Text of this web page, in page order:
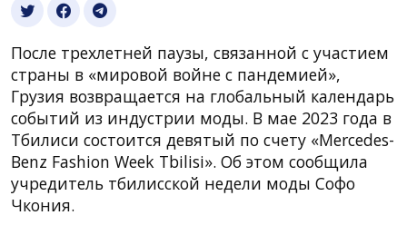
После трехлетней паузы, связанной с участием
страны в «мировой войне с пандемией»,
Грузия возвращается на глобальный календарь
событий из индустрии моды. В мае 2023 года в
Тбилиси состоится девятый по счету «Mercedes-
Benz Fashion Week Tbilisi». Об этом сообщила
учредитель тбилисской недели моды Софо
Чкония.